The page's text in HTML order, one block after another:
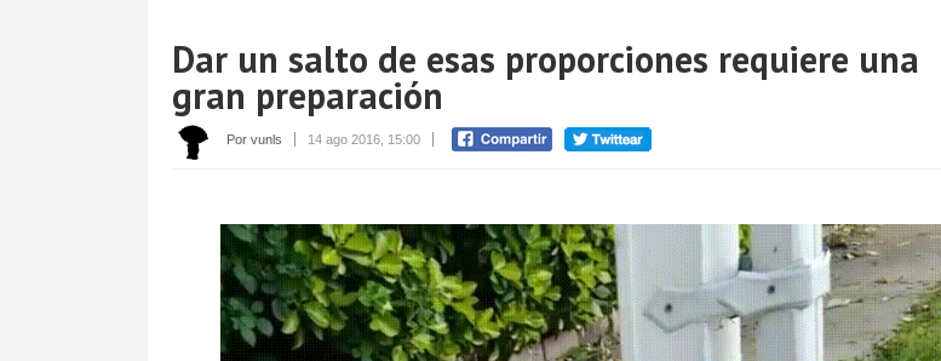
Dar un salto de esas proporciones requiere una
gran preparación
Por vunls 14 ago 2016, 15:00